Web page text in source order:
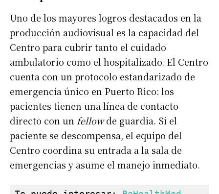
Uno de los mayores logros destacados en la
producción audiovisual es la capacidad del
Centro para cubrir tanto el cuidado
ambulatorio como el hospitalizado. El Centro
cuenta con un protocolo estandarizado de
emergencia único en Puerto Rico: los
pacientes tienen una línea de contacto
directo con un fellowde guardia. Si el
paciente se descompensa, el equipo del
Centro coordina su entrada a la sala de
emergencias y asume el manejo inmediato.